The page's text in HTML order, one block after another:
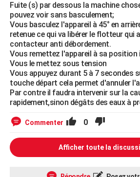
Fuite (s) par dessous la machine
pouvez voir sans basculement;
Vous basculez l'appareil à 45° en
retenue ce qui va libérer le flotteur qui
contacteur anti débordement.
Vous remettez l'appareil à sa position
Vous le mettez sous tension
Vous appuyez durant 5 à 7 secondes
touche départ cela permet d'annuler
Par contre il faudra intervenir sur la
rapidement,sinon dégâts des eaux à
Commenter 0
Afficher toute la